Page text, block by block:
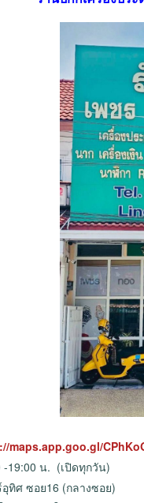
maps.app.goo.gl/
19:00 น. (เปิดทุกวัน)
ศ ซอย16 (กลางซอย)